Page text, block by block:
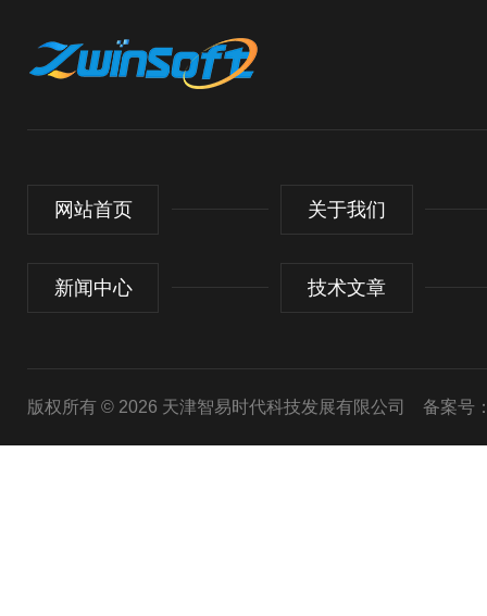
网站首页 关于我们
新闻中心 技术文章
版权所有 © 2026 天津智易时代科技发展有限公司 备案号